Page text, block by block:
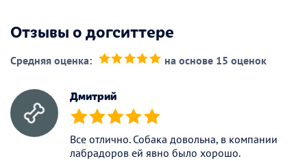
Отзывы о догситтере
Средняя оценка: на основе 15 оценок
Дмитрий
(*) (*) (*) (*) (*)
Все отлично. Собака довольна, в компании
лабрадоров ей явно было хорошо.